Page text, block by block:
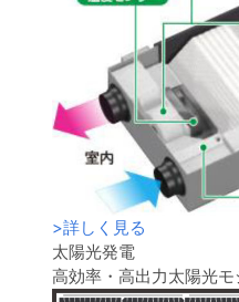
>詳しく見る
太陽光発電
高効率・高出力太陽光